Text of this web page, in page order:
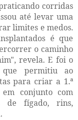
corridas
até levar uma
limites e medos.
é que
o caminho
revela. E foi o
que permitiu ao
para criar a 1.ª
em conjunto com
de fígado, rins,